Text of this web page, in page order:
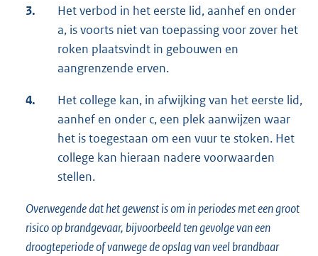
3.
Het verbod in het eerste lid, aanhef en onder
a, is voorts niet van toepassing voor zover het
roken plaatsvindt in gebouwen en
aangrenzende erven.
4.
Het college kan, in afwijking van het eerste lid,
aanhef en onder c, een plek aanwijzen waar
het is toegestaan om een vuur te stoken. Het
college kan hieraan nadere voorwaarden
stellen.
Overwegende dat het gewenst is om in periodes met een groot
risico op brandgevaar, bijvoorbeeld ten gevolge van een
droogteperiode of vanwege de opslag van veel brandbaar